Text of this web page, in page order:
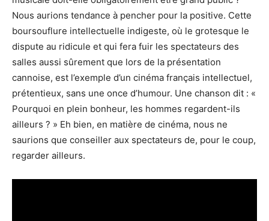
Nous aurions tendance à pencher pour la positive. Cette
boursouflure intellectuelle indigeste, où le grotesque le
dispute au ridicule et qui fera fuir les spectateurs des
salles aussi sûrement que lors de la présentation
cannoise, est l’exemple d’un cinéma français intellectuel,
prétentieux, sans une once d’humour. Une chanson dit : «
Pourquoi en plein bonheur, les hommes regardent-ils
ailleurs ? » Eh bien, en matière de cinéma, nous ne
saurions que conseiller aux spectateurs de, pour le coup,
regarder ailleurs.